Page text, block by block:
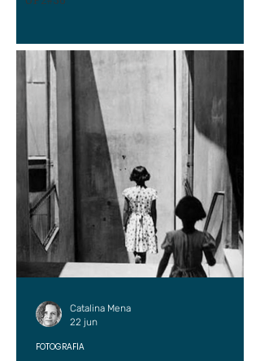
FOTOGRAFÍA
Catalina Mena
22 jun